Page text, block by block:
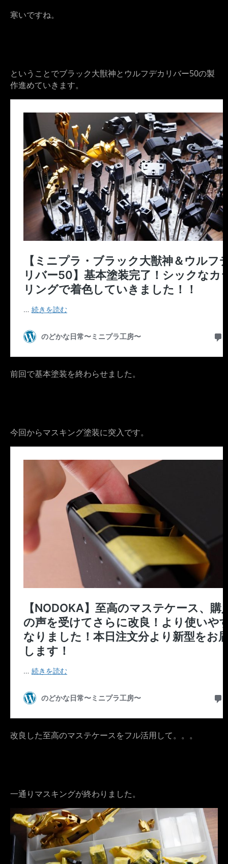
寒いですね。
ということでブラック大獣神とウルフデカリバー50の製
作進めていきます。
前回で基本塗装を終わらせました。
今回からマスキング塗装に突入です。
改良した至高のマステケースをフル活用して。。。
一通りマスキングが終わりました。